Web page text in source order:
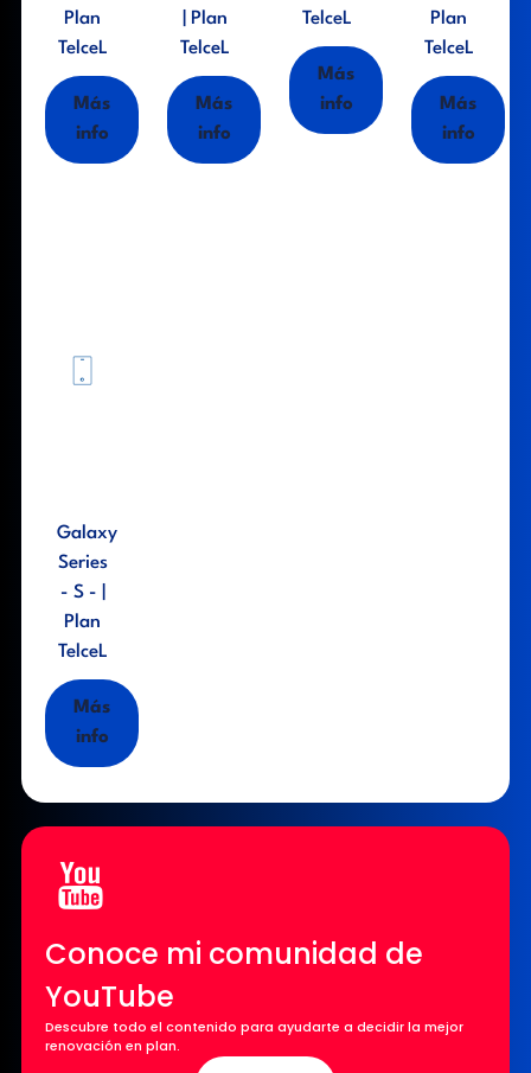
Plan
TelceL
Más
info
| Plan
TelceL
Más
info
TelceL
Más
info
Plan
TelceL
Más
info
Galaxy
Series
- S - |
Plan
TelceL
Más
info
Conoce mi comunidad de
YouTube
Descubre todo el contenido para ayudarte a decidir la mejor
renovación en plan.